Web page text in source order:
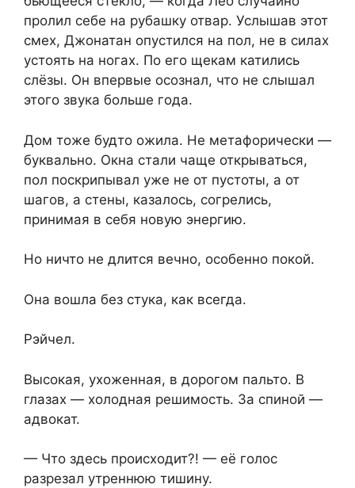
пролил себе на рубашку отвар. Услышав этот
смех, Джонатан опустился на пол, не в силах
устоять на ногах. По его щекам катились
слёзы. Он впервые осознал, что не слышал
этого звука больше года.
Дом тоже будто ожила. Не метафорически —
буквально. Окна стали чаще открываться,
пол поскрипывал уже не от пустоты, а от
шагов, а стены, казалось, согрелись,
принимая в себя новую энергию.
Но ничто не длится вечно, особенно покой.
Она вошла без стука, как всегда.
Рэйчел.
Высокая, ухоженная, в дорогом пальто. В
глазах — холодная решимость. За спиной —
адвокат.
— Что здесь происходит?! — её голос
разрезал утреннюю тишину.